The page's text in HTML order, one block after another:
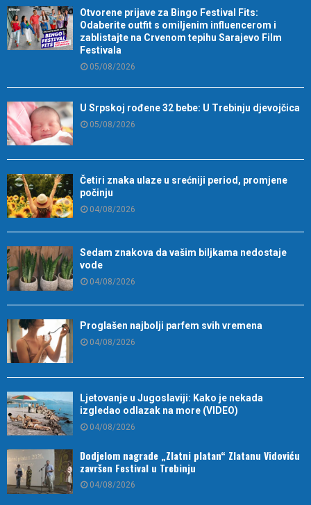
Otvorene prijave za Bingo Festival Fits:
Odaberite outfit s omiljenim influencerom i
zablistajte na Crvenom tepihu Sarajevo Film
Festivala
05/08/2026
U Srpskoj rođene 32 bebe: U Trebinju djevojčica
05/08/2026
Četiri znaka ulaze u srećniji period, promjene
počinju
04/08/2026
Sedam znakova da vašim biljkama nedostaje
vode
04/08/2026
Proglašen najbolji parfem svih vremena
04/08/2026
Ljetovanje u Jugoslaviji: Kako je nekada
izgledao odlazak na more (VIDEO)
04/08/2026
Dodjelom nagrade „Zlatni platan“ Zlatanu Vidoviću
završen Festival u Trebinju
04/08/2026